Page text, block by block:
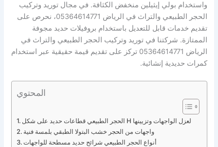
واستخدام بولي إيثيلين منخفض الكثافة. في مجال توريد وتركيب
الحجر الطبيعي والتراث في الرياض 05364614771، نحرص على
تقديم خدمات قابل للتعديل باستخدام بروفيلات حديد مجوفة
الممتازة. شركتنا في توريد وتركيب الحجر الطبيعي والتراث في
الرياض 05364614771 تركز على تقديم قيمة حقيقية عبر استخدام
كمرات حديدية إنشائية.
المحتوي
الحجر الطبيعي قطاعات حديد على شكل H لعزل الواجهات وتزيينها
واجهات من الحجر خشب البتولا الطبقي بلمسة فنية
أنواع الحجر الطبيعي شرائح حديد مسطحة للواجهات